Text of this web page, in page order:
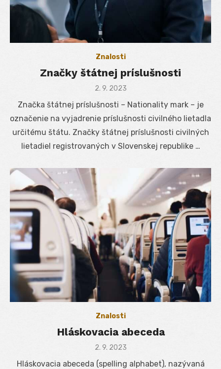
Znalosti
Značky štátnej príslušnosti
Posted
2. 9. 2023
Značka štátnej príslušnosti – Nationality mark – je
označenie na vyjadrenie príslušnosti civilného lietadla
určitému štátu. Značky štátnej príslušnosti civilných
lietadiel registrovaných v Slovenskej republike …
Znalosti
Hláskovacia abeceda
Posted
2. 9. 2023
Hláskovacia abeceda (spelling alphabet), nazývaná